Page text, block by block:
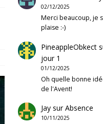
02/12/2025
Merci beaucoup, je
plaise :-)
PineappleObkect
jour 1
01/12/2025
Oh quelle bonne
de l'Avent!
Jay surAbsence
10/11/2025